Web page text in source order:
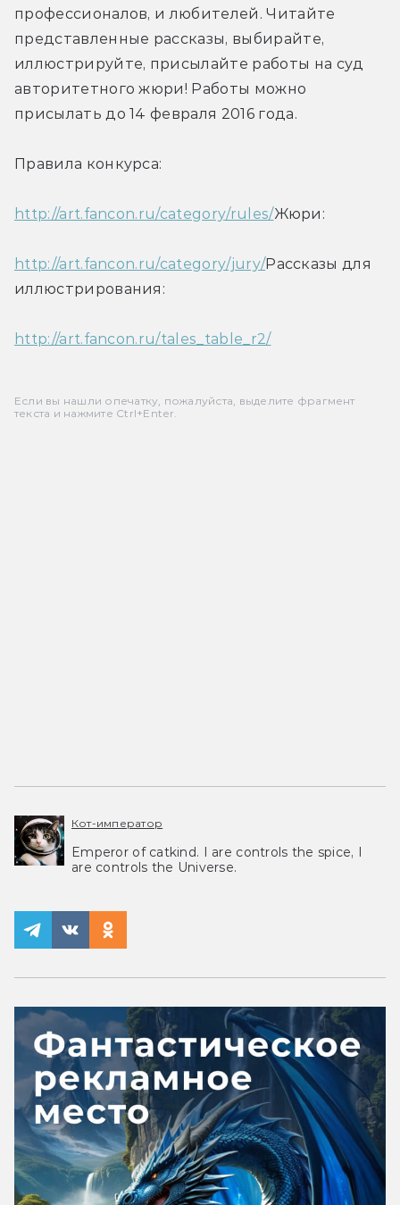
профессионалов, и любителей. Читайте
представленные рассказы, выбирайте,
иллюстрируйте, присылайте работы на суд
авторитетного жюри! Работы можно
присылать до 14 февраля 2016 года.
Правила конкурса:
http://art.fancon.ru/category/rules/Жюри:
http://art.fancon.ru/category/jury/Рассказы для
иллюстрирования:
http://art.fancon.ru/tales_table_r2/
Если вы нашли опечатку, пожалуйста, выделите фрагмент
текста и нажмите Ctrl+Enter.
Кот-император
Emperor of catkind. I are controls the spice, I
are controls the Universe.